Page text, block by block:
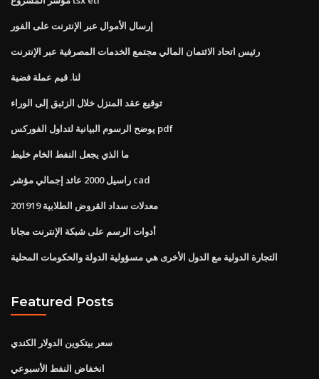
إرسال الأموال عبر الإنترنت على الفور
رئيس اتحاد الائتمان المالي مجتمع الخدمات المصرفية عبر الإنترنت
لنا. قيم عملة فضية
توقيع عقد المنزل خلال الزئبق إلى الوراء
يوضح الرسوم البيانية لتداول الفوركس pdf
ما الذي يجعل النفط الخام خليط
راسيل 2000 عائد إجمالي مؤشر cad
معدلات سداد القروض الطلابية 201919
أدوات الرسم على شبكة الإنترنت مجانا
التجارة الدولية مع الدول الأخرى هي مسؤولية الدولة والحكومات المحلية
Featured Posts
سعر بيتكوين الدولار الكندي
انخفاض النفط الأسبوعي